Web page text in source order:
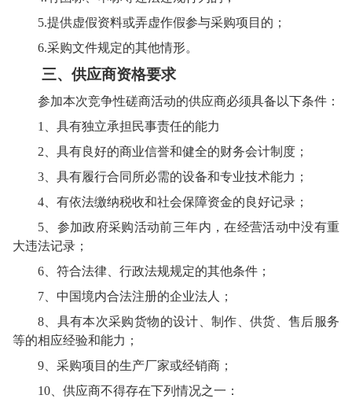
5.提供虚假资料或弄虚作假参与采购项目的；
6.采购文件规定的其他情形。
三、供应商资格要求
参加本次竞争性磋商活动的供应商必须具备以下条件：
1、 具有独立承担民事责任的能力
2、 具有良好的商业信誉和健全的财务会计制度 ；
3、 具有履行合同所必需的设备和专业技术能力 ；
4、 有依法缴纳税收和社会保障资金的良好记录 ；
5、 参加政府采购活动前三年内，在经营活动中没有重
大违法记录 ；
6、 符合法律、行政法规规定的其他条件 ；
7、 中国境内合法注册的企业法人；
8、 具有本次采购货物的设计、制作、供货、售后服务
等的相应经验和能力 ；
9、 采购项目的生产厂家或经销商 ；
10、 供应商不得存在下列情况之一：